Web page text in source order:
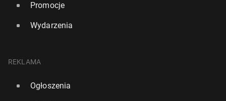
Promocje
Wydarzenia
REKLAMA
Ogłoszenia